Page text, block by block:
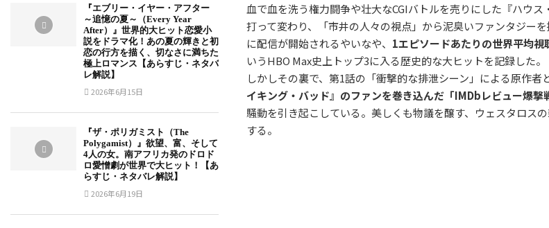
血で血を洗う権力闘争や壮大なCGIバトルを売りにした『ハウ
打って変わり、「市井の人々の視点」から泥臭いファンタジー
に配信が開始されるやいなや、 1エピソードあたりの世界平均
いうHBO Max史上トップ3に入る歴史的な大ヒットを記録した。
しかしその裏で、第1話の「衝撃的な排泄シーン」による原作者
イキング・バッド』のファンを巻き込んだ「IMDbレビュー爆撃
騒動を引き起こしている。美しくも物議を醸す、ウェスタロス
する。
『エブリー・イヤー・アフター
～追憶の夏～（Every Year
After）』世界的大ヒット恋愛小
説をドラマ化！あの夏の輝きと初
恋の行方を描く、切なさに満ちた
極上ロマンス【あらすじ・ネタバ
レ解説】
2026年6月15日
『ザ・ポリガミスト（The
Polygamist）』欲望、富、そして
4人の女。南アフリカ発のドロド
ロ愛憎劇が世界で大ヒット！【あ
らすじ・ネタバレ解説】
2026年6月19日